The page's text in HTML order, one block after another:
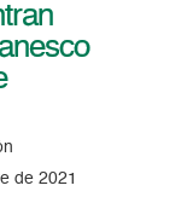
de 2021